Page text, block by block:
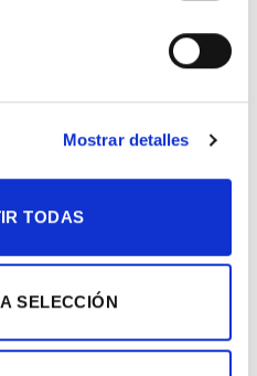
Mostrar detalles
TODAS
SELECCIÓN
pueden hacer una
Añadir